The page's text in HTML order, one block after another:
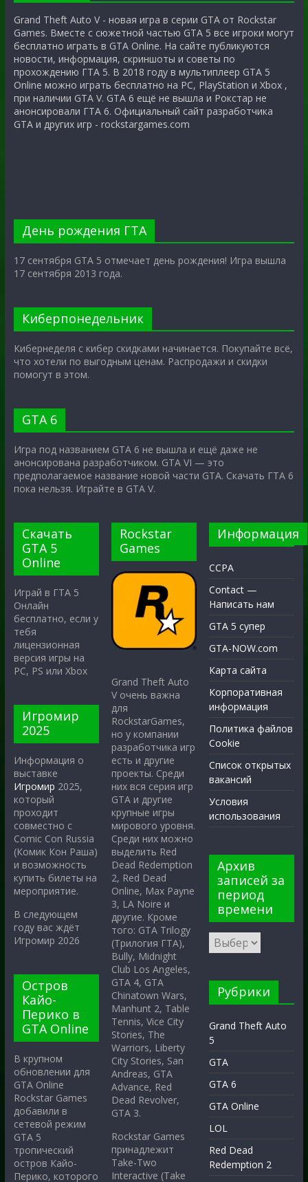
Grand Theft Auto V - новая игра в серии GTA от Rockstar
Games. Вместе с сюжетной частью GTA 5 все игроки могут
бесплатно играть в GTA Online. На сайте публикуются
новости, информация, скриншоты и советы по
прохождению ГТА 5. В 2018 году в мультиплеер GTA 5
Online можно играть бесплатно на PC, PlayStation и Xbox ,
при наличии GTA V. GTA 6 ещё не вышла и Рокстар не
анонсировали ГТА 6. Официальный сайт разработчика
GTA и других игр - rockstargames.com
День рождения ГТА
17 сентября GTA 5 отмечает день рождения! Игра вышла
17 сентября 2013 года.
Киберпонедельник
Кибернеделя с кибер скидками начинается. Покупайте всё,
что хотели по выгодным ценам. Распродажи и скидки
помогут в этом.
GTA 6
Игра под названием GTA 6 не вышла и ещё даже не
анонсирована разработчиком. GTA VI — это
предполагаемое название новой части GTA. Скачать ГТА 6
пока нельзя. Играйте в GTA V.
Скачать
GTA 5
Online
Играй в ГТА 5
Онлайн
бесплатно, если у
тебя
лицензионная
версия игры на
PC, PS или Xbox
Игромир
2025
Информация о
выставке
Игромир 2025,
который
проходит
совместно с
Comic Con Russia
(Комик Кон Раша)
и возможность
купить билеты на
мероприятие.
В следующем
году вас ждёт
Игромир 2026
Остров
Кайо-
Перико в
GTA Online
В крупном
обновлении для
GTA Online
Rockstar Games
добавили в
сетевой режим
GTA 5
тропический
остров Кайо-
Перико, которого
Rockstar
Games
Grand Theft Auto
V очень важна
для
RockstarGames,
но у компании
разработчика игр
есть и другие
проекты. Среди
них вся серия игр
GTA и другие
крупные игры
мирового уровня.
Среди них можно
выделить Red
Dead Redemption
2, Red Dead
Online, Max Payne
3, LA Noire и
другие. Кроме
того: GTA Trilogy
(Трилогия ГТА),
Bully, Midnight
Club Los Angeles,
GTA 4, GTA
Chinatown Wars,
Manhunt 2, Table
Tennis, Vice City
Stories, The
Warriors, Liberty
City Stories, San
Andreas, GTA
Advance, Red
Dead Revolver,
GTA 3.
Rockstar Games
принадлежит
Take-Two
Interactive (Take
Информация
CCPA
Contact —
Написать нам
GTA 5 супер
GTA-NOW.com
Карта сайта
Корпоративная
информация
Политика файлов
Cookie
Список открытых
вакансий
Условия
использования
Архив
записей за
период
времени
Рубрики
Grand Theft Auto
5
GTA
GTA 6
GTA Online
LOL
Red Dead
Redemption 2